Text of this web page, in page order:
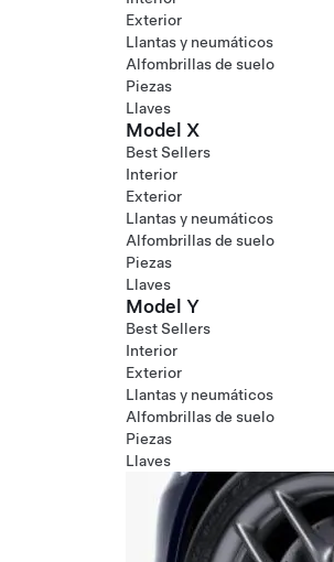
Exterior
Llantas y neumáticos
Alfombrillas de suelo
Piezas
Llaves
Model X
Best Sellers
Interior
Exterior
Llantas y neumáticos
Alfombrillas de suelo
Piezas
Llaves
Model Y
Best Sellers
Interior
Exterior
Llantas y neumáticos
Alfombrillas de suelo
Piezas
Llaves